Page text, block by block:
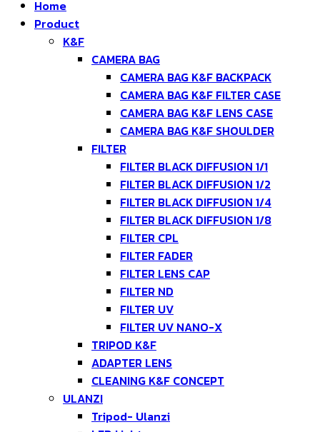
Home
Product
K&F
CAMERA BAG
CAMERA BAG K&F BACKPACK
CAMERA BAG K&F FILTER CASE
CAMERA BAG K&F LENS CASE
CAMERA BAG K&F SHOULDER
FILTER
FILTER BLACK DIFFUSION 1/1
FILTER BLACK DIFFUSION 1/2
FILTER BLACK DIFFUSION 1/4
FILTER BLACK DIFFUSION 1/8
FILTER CPL
FILTER FADER
FILTER LENS CAP
FILTER ND
FILTER UV
FILTER UV NANO-X
TRIPOD K&F
ADAPTER LENS
CLEANING K&F CONCEPT
ULANZI
Tripod- Ulanzi